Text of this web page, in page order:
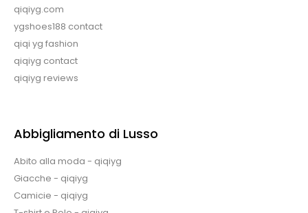
qiqiyg.com
ygshoes188 contact
qiqi yg fashion
qiqiyg contact
qiqiyg reviews
Abbigliamento di Lusso
Abito alla moda - qiqiyg
Giacche - qiqiyg
Camicie - qiqiyg